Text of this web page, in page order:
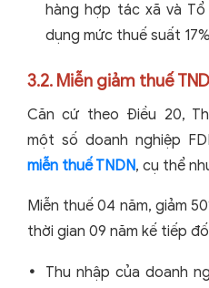
hàng hợp tác xã và
dụng mức thuế suất
3.2. Miễn giảm thuế
Căn cứ theo Điều 20,
một số doanh nghiệp
miễn thuế TNDN, cụ thể
Miễn thuế 04 năm, giảm
thời gian 09 năm kế tiếp
Thu nhập của doanh